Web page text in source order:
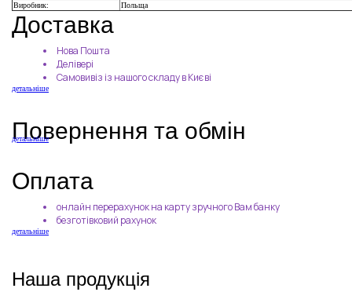
Виробник:
Польща
Доставка
Нова Пошта
Делівері
Самовивіз із нашого складу в Києві
детальніше
Повернення та обмін
детальніше
Оплата
онлайн перерахунок на карту зручного Вам банку
безготівковий рахунок
детальніше
Наша продукція